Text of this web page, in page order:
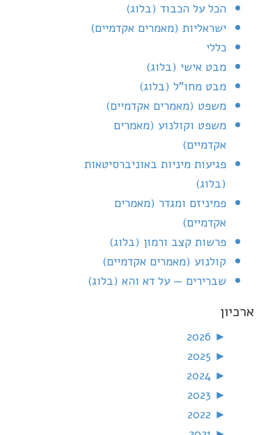
הכל על הכבוד (בלוג)
ישראליות (מאמרים אקדמיים)
כללי
מבט אישי (בלוג)
מבט מחו"ל (בלוג)
משפט (מאמרים אקדמיים)
משפט וקולנוע (מאמרים
אקדמיים)
פגיעות מיניות באוניברסיטאות
(בלוג)
פמיניזם ומגדר (מאמרים
אקדמיים)
פרשות קצב ורמון (בלוג)
קולנוע (מאמרים אקדמיים)
שברירים — על דא והא (בלוג)
ארכיון
►
►
►
2024
►
►